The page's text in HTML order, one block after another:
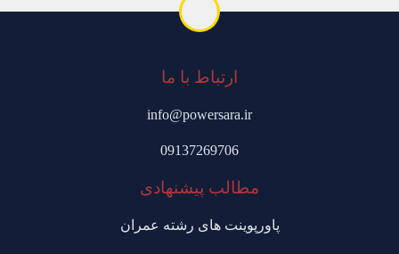
ارتباط با ما
info@powersara.ir
09137269706
مطالب پیشنهادی
پاورپوینت های رشته عمران